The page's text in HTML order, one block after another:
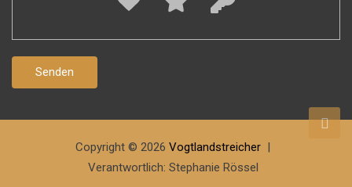
Copyright © 2026 Vogtlandstreicher
Verantwortlich: Stephanie Rössel